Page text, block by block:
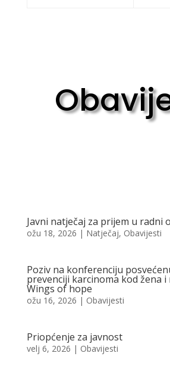
Javni natječaj za prijem u radni
ožu 18, 2026 | Natječaj, Obavijesti
Poziv na konferenciju
prevenciji karcinoma kod žena i
Wings of hope
ožu 16, 2026 | Obavijesti
Priopćenje za javnost
velj 6, 2026 | Obavijesti